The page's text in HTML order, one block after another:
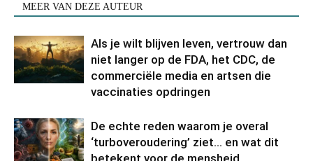
MEER VAN DEZE AUTEUR
Als je wilt blijven leven, vertrouw dan
niet langer op de FDA, het CDC, de
commerciële media en artsen die
vaccinaties opdringen
De echte reden waarom je overal
‘turboveroudering’ ziet… en wat dit
betekent voor de mensheid